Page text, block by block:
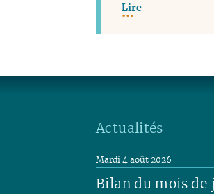
Lire
Actualités
Bilan du mois
Mardi 4 août 2026